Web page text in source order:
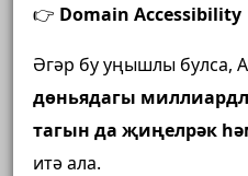
👉 Domain Accessibility
Әгәр бу уңышлы булса,
дөньядагы
тагын да җиңелрәк
итә ала.